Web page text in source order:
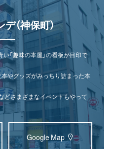
（神保町）
「趣味の本屋」の看板が目印で
本やグッズがみっちり詰まった本
どさまざまなイベントもやって
Google Map